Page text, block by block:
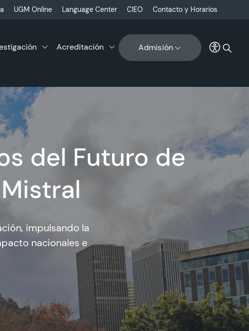
UGM Online Language Center CIEO Contacto y Horarios
Acreditación Admisión
del Futuro de
impulsando la
nacionales e